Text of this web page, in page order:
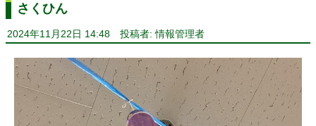
さくひん
2024年11月22日 14:48 投稿者: 情報管理者